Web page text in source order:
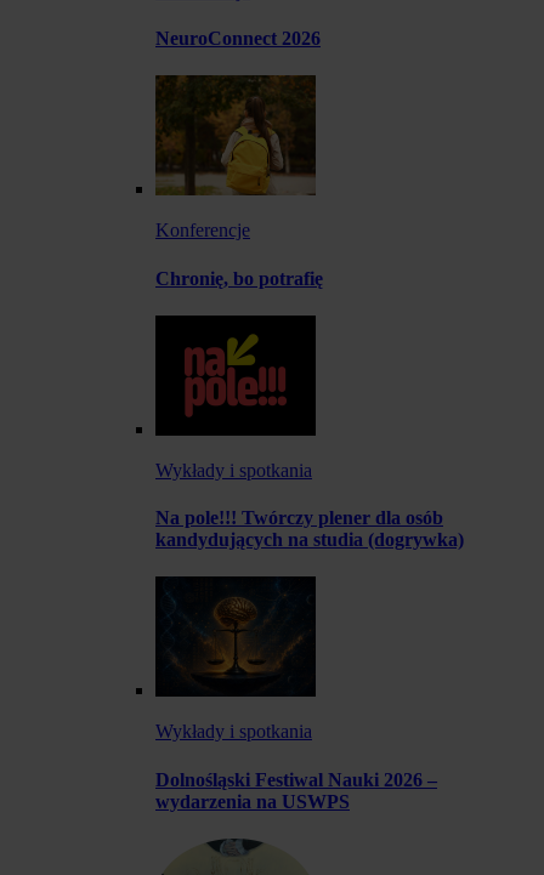
NeuroConnect 2026
Konferencje
Chronię, bo potrafię
Wykłady i spotkania
Na pole!!! Twórczy plener dla osób
kandydujących na studia (dogrywka)
Wykłady i spotkania
Dolnośląski Festiwal Nauki 2026 –
wydarzenia na USWPS